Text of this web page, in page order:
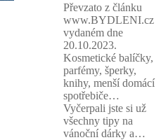
Převzato z článku
www.BYDLENI.cz
vydaném dne
20.10.2023.
Kosmetické balíčky,
parfémy, šperky,
knihy, menší domácí
spotřebiče…
Vyčerpali jste si už
všechny tipy na
vánoční dárky a…